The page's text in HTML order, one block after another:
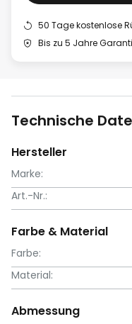
50 Tage kostenlose
Bis zu 5 Jahre
Technische
Hersteller
Marke:
Art.-Nr.:
Farbe & Material
Farbe:
Material:
Abmessung